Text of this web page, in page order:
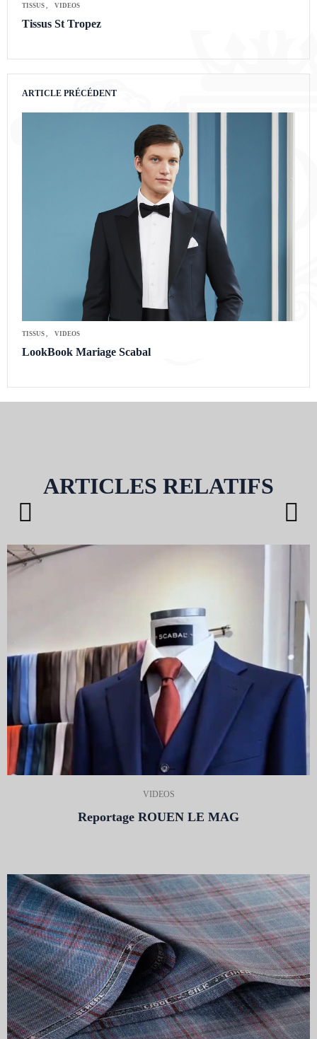
TISSUS VIDEOS
Tissus St Tropez
ARTICLE PRÉCÉDENT
TISSUS VIDEOS
LookBook Mariage Scabal
ARTICLES RELATIFS
VIDEOS
Reportage ROUEN LE MAG